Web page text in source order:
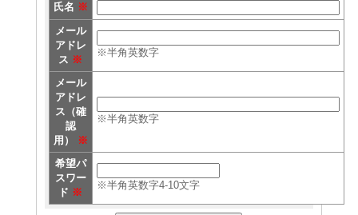
氏名 ※
メール
アドレ
ス ※
※半角英数字
メール
アドレ
ス（確
認
用）
※
※半角英数字
希望パ
スワー
ド ※
※半角英数字4-10文字